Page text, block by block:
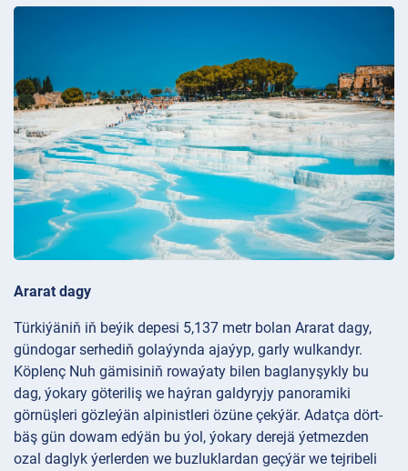
Ararat dagy
Türkiýäniň iň beýik depesi 5,137 metr bolan Ararat dagy,
gündogar serhediň golaýynda ajaýyp, garly wulkandyr.
Köplenç Nuh gämisiniň rowaýaty bilen baglanyşykly bu
dag, ýokary göteriliş we haýran galdyryjy panoramiki
görnüşleri gözleýän alpinistleri özüne çekýär. Adatça dört-
bäş gün dowam edýän bu ýol, ýokary derejä ýetmezden
ozal daglyk ýerlerden we buzluklardan geçýär we tejribeli